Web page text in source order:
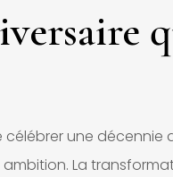
une décennie
La